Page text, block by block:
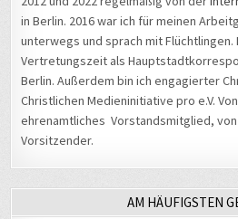
in Berlin. 2016 war ich für meinen
unterwegs und sprach mit Flüchtlingen.
Vertretungszeit als
Berlin. Außerdem bin ich engagierter
Christlichen Medieninitiative pro e.V.
ehrenamtliches Vorstandsmitglied, von
Vorsitzender.
AM HÄUFIGSTEN